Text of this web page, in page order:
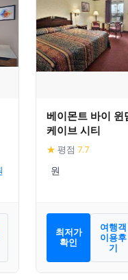
베이몬트 바이 윈
케이브 시티
★ 평점 7.7
최저가
확인
여행객
이용후
기